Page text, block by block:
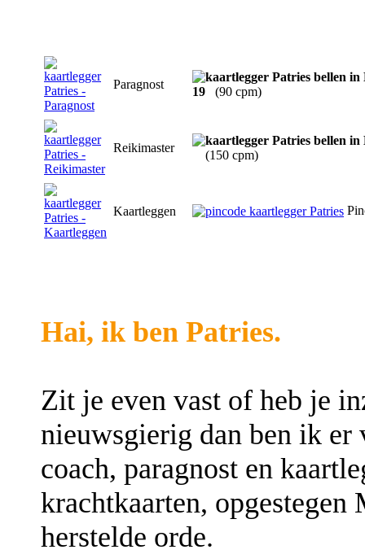
Paragnost
19 (90 cpm)
Reikimaster
(150 cpm)
Kaartleggen
Hai, ik ben Patries.
Zit je even vast of heb je
nieuwsgierig dan ben ik
coach, paragnost en
krachtkaarten, opgestegen
herstelde orde.